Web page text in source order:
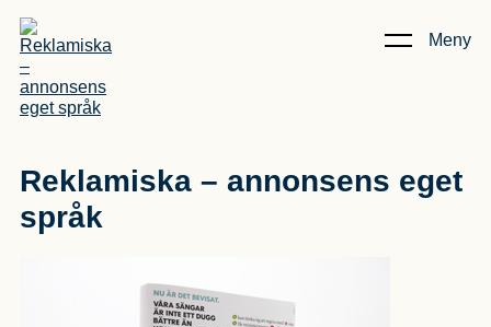
Meny
Kunskap & Artiklar
Reklamiska – annonsens eget
språk